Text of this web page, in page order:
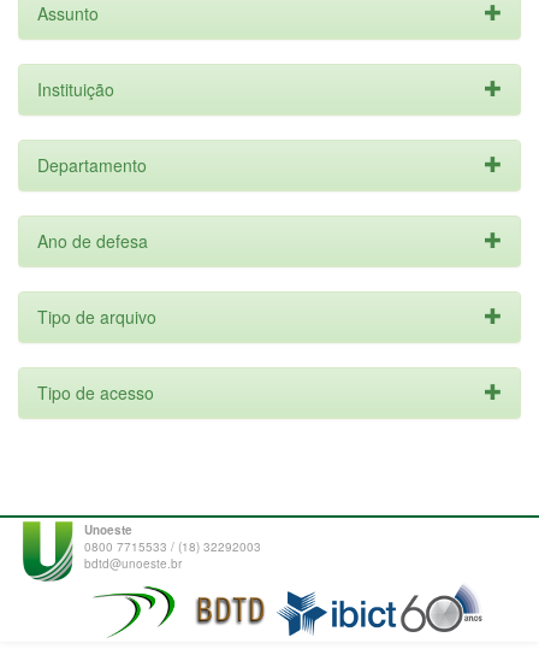
Assunto
Instituição
Departamento
Ano de defesa
Tipo de arquivo
Tipo de acesso
Unoeste
0800 7715533 / (18) 32292003
bdtd@unoeste.br